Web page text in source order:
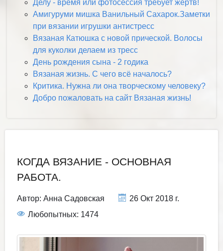
Делу - время или фотосессия требует жертв!
Амигуруми мишка Ванильный Сахарок.Заметки
при вязании игрушки антистресс
Вязаная Катюшка с новой прической. Волосы
для куколки делаем из тресс
День рождения сына - 2 годика
Вязаная жизнь. С чего всё началось?
Критика. Нужна ли она творческому человеку?
Добро пожаловать на сайт Вязаная жизнь!
КОГДА ВЯЗАНИЕ - ОСНОВНАЯ
РАБОТА.
Автор: Анна Садовская
26 Окт 2018 г.
Любопытных: 1474